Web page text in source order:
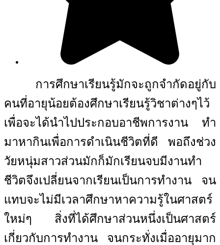
การศึกษาเรียนรู้มักจะถูกจำกัดอยู่กับ
คนที่อายุน้อยต้องศึกษาเรียนรู้วิชาต่างๆไว้
เพื่อจะได้นำไปประกอบอาชีพการงาน ทำ
มาหากินเพื่อการดำเนินชีวิตที่ดี พอถึงช่วง
วัยหนุ่มสาวส่วนมักก็มักเรียนจบมีงานทำ
ชีวิตจึงเปลี่ยนจากเรียนเป็นการทำงาน จน
แทบจะไม่มีเวลาศึกษาหาความรู้ในศาสตร์
ใหม่ๆ สิ่งที่ได้ศึกษาส่วนหนึ่งเป็นศาสตร์
เกี่ยวกับการทำงาน จนกระทั่งเมื่ออายุมาก